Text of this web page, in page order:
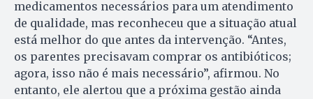
medicamentos necessários para um atendimento
de qualidade, mas reconheceu que a situação atual
está melhor do que antes da intervenção. “Antes,
os parentes precisavam comprar os antibióticos;
agora, isso não é mais necessário”, afirmou. No
entanto, ele alertou que a próxima gestão ainda